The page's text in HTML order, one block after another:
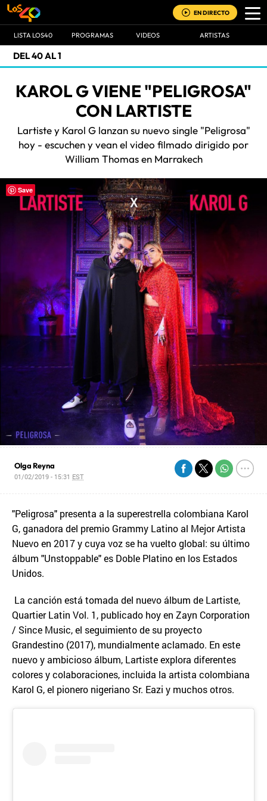
EN DIRECTO
LISTA LOS40 PROGRAMAS VIDEOS ARTISTAS
DEL 40 AL 1
KAROL G VIENE "PELIGROSA"
CON LARTISTE
Lartiste y Karol G lanzan su nuevo single "Peligrosa"
hoy - escuchen y vean el video filmado dirigido por
William Thomas en Marrakech
Olga Reyna
01/02/2019 - 15:31 EST
"Peligrosa" presenta a la superestrella colombiana Karol
G, ganadora del premio Grammy Latino al Mejor Artista
Nuevo en 2017 y cuya voz se ha vuelto global: su último
álbum "Unstoppable" es Doble Platino en los Estados
Unidos.
La canción está tomada del nuevo álbum de Lartiste,
Quartier Latin Vol. 1, publicado hoy en Zayn Corporation
/ Since Music, el seguimiento de su proyecto
Grandestino (2017), mundialmente aclamado. En este
nuevo y ambicioso álbum, Lartiste explora diferentes
colores y colaboraciones, incluida la artista colombiana
Karol G, el pionero nigeriano Sr. Eazi y muchos otros.
Save